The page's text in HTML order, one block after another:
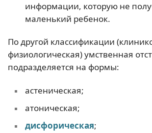
информации, которую не
маленький ребенок.
По другой классификации
физиологическая) умственная
подразделяется на формы:
астеническая;
атоническая;
дисфорическая;